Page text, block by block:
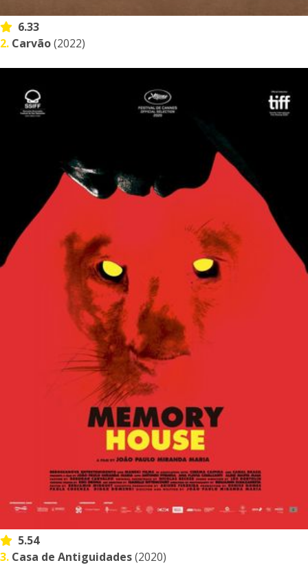
6.33
2. Carvão(2022)
5.54
3. Casa de Antiguidades(2020)